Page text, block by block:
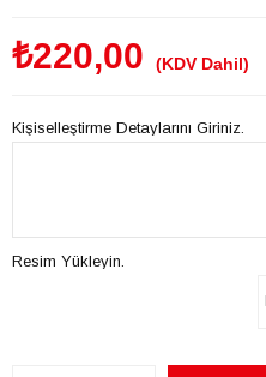
₺220,00 (KDV Dahil)
Kişiselleştirme Detaylarını Giriniz.
Resim Yükleyin.